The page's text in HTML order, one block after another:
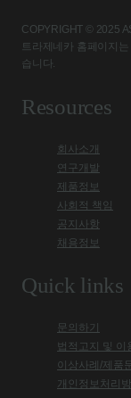
COPYRIGHT © 2025
트라제네카 홈페이지
습니다.
Resources
회사소개
연구개발
제품정보
사회적 책임
공지사항
채용정보
Quick links
문의하기
법적고지 및 이
이상사례/제품
개인정보처리